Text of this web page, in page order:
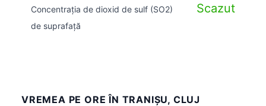
Concentrația de dioxid de sulf (SO2)
de suprafață
Scazut
VREMEA PE ORE ÎN TRANIŞU, CLUJ